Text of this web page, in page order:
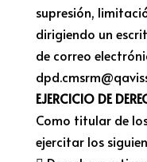
supresión,
dirigiendo un
de correo
EJERCICIO DE
Como titular de
ejercitar los